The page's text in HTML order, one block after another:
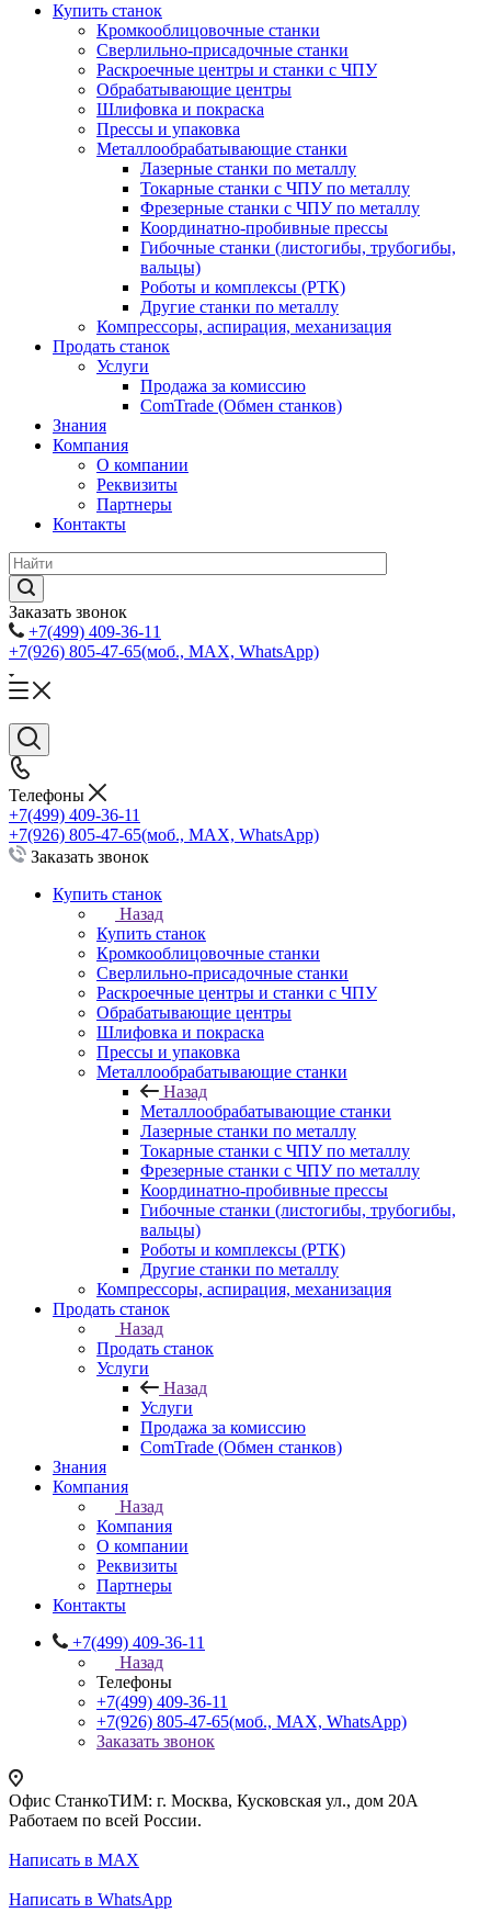
Купить станок
Кромкооблицовочные станки
Сверлильно-присадочные станки
Раскроечные центры и станки с ЧПУ
Обрабатывающие центры
Шлифовка и покраска
Прессы и упаковка
Металлообрабатывающие станки
Лазерные станки по металлу
Токарные станки с ЧПУ по металлу
Фрезерные станки с ЧПУ по металлу
Координатно-пробивные прессы
Гибочные станки (листогибы, трубогибы,
вальцы)
Роботы и комплексы (РТК)
Другие станки по металлу
Компрессоры, аспирация, механизация
Продать станок
Услуги
Продажа за комиссию
ComTrade (Обмен станков)
Знания
Компания
О компании
Реквизиты
Партнеры
Контакты
Заказать звонок
+7(499) 409-36-11
+7(926) 805-47-65(моб., MAX, WhatsApp)
Телефоны
+7(499) 409-36-11
+7(926) 805-47-65(моб., MAX, WhatsApp)
Заказать звонок
Купить станок
Назад
Купить станок
Кромкооблицовочные станки
Сверлильно-присадочные станки
Раскроечные центры и станки с ЧПУ
Обрабатывающие центры
Шлифовка и покраска
Прессы и упаковка
Металлообрабатывающие станки
Назад
Металлообрабатывающие станки
Лазерные станки по металлу
Токарные станки с ЧПУ по металлу
Фрезерные станки с ЧПУ по металлу
Координатно-пробивные прессы
Гибочные станки (листогибы, трубогибы,
вальцы)
Роботы и комплексы (РТК)
Другие станки по металлу
Компрессоры, аспирация, механизация
Продать станок
Назад
Продать станок
Услуги
Назад
Услуги
Продажа за комиссию
ComTrade (Обмен станков)
Знания
Компания
Назад
Компания
О компании
Реквизиты
Партнеры
Контакты
+7(499) 409-36-11
Назад
Телефоны
+7(499) 409-36-11
+7(926) 805-47-65(моб., MAX, WhatsApp)
Заказать звонок
Офис СтанкоТИМ: г. Москва, Кусковская ул., дом 20А
Работаем по всей России.
Написать в MAX
Написать в WhatsApp